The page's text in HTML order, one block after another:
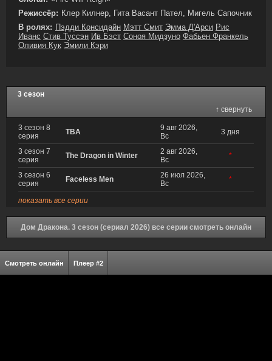
Режиссёр: Клер Килнер, Гита Васант Пател, Мигель Сапочник
В ролях: Пэдди Консидайн Мэтт Смит Эмма Д'Арси Рис
Иванс Стив Туссэн Ив Бэст Соноя Мидзуно Фабьен Франкель
Оливия Кук Эмили Кэри
3 сезон
↑ свернуть
3 сезон 8
серия
TBA
9 авг 2026,
Вс
3 дня
3 сезон 7
серия
The Dragon in Winter
2 авг 2026,
Вс
*
3 сезон 6
серия
Faceless Men
26 июл 2026,
Вс
*
показать все серии
Дом Дракона. 3 сезон (сериал 2026) все серии смотреть онлайн
Смотреть онлайн Плеер #2